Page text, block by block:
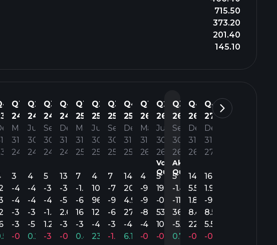
715.50
373.20
201.40
145.10
Q1
24
März
31’
24
3
-4.20
-4.61
-3.89
-3.76
-0.12%
Q2
24
Juni
30’
24
4
-4.01
-4.30
-3.39
-5.50
0.27%
Q3
24
Sep.
30’
24
5
-3.55
-4.68
-1.54
1.23
-3.89%
Q4
24
Dez.
31’
24
13
-3.36
-5.71
2.65
-3.11
-0.08%
Q1
25
März
31’
25
7
-1.93
-6.90
16.72
-3.71
0.48%
Q2
25
Juni
30’
25
4
105.54
96.35
122.46
-4.67
23.60%
Q3
25
Sep.
30’
25
7
-7.80
-9.52
-6.38
-3.77
-1.07%
Q4
25
Dez.
31’
25
14
20.96
4.92
27.36
-4.06
6.16%
Q1
26
März
31’
26
4
-9.16
-9.96
-8.50
-4.75
-0.93%
Q2
26
Juni
30’
26
Vorheriges
Quartal.
5
19.98
-0.08
53.60
105.61
-0.81%
Q3
26
Sep.
30’
26
Aktuelles
Quartal.
5
-1.49
-11.84
36.75
-5.75
0.74%
Q4
26
Dez.
31’
26
14
5.55
1.88
8.45
22.55
-0.75%
Q4
27
Dez.
31’
27
16
1.96
-9.55
8.55
5.55
-0.65%